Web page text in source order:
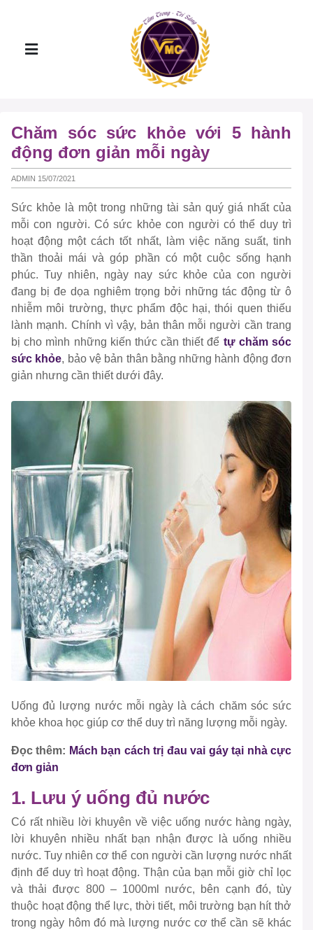
Chăm sóc sức khỏe với 5 hành
động đơn giản mỗi ngày
ADMIN 15/07/2021
Sức khỏe là một trong những tài sản quý giá nhất của
mỗi con người. Có sức khỏe con người có thể duy trì
hoạt động một cách tốt nhất, làm việc năng suất, tinh
thần thoải mái và góp phần có một cuộc sống hạnh
phúc. Tuy nhiên, ngày nay sức khỏe của con người
đang bị đe dọa nghiêm trọng bởi những tác động từ ô
nhiễm môi trường, thực phẩm độc hại, thói quen thiếu
lành mạnh. Chính vì vậy, bản thân mỗi người cần trang
bị cho mình những kiến thức cần thiết để tự chăm sóc
sức khỏe, bảo vệ bản thân bằng những hành động đơn
giản nhưng cần thiết dưới đây.
Uống đủ lượng nước mỗi ngày là cách chăm sóc sức
khỏe khoa học giúp cơ thể duy trì năng lượng mỗi ngày.
Đọc thêm: Mách bạn cách trị đau vai gáy tại nhà cực
đơn giản
1. Lưu ý uống đủ nước
Có rất nhiều lời khuyên về việc uống nước hàng ngày,
lời khuyên nhiều nhất bạn nhận được là uống nhiều
nước. Tuy nhiên cơ thể con người cần lượng nước nhất
định để duy trì hoạt động. Thận của bạn mỗi giờ chỉ lọc
và thải được 800 – 1000ml nước, bên cạnh đó, tùy
thuộc hoạt động thể lực, thời tiết, môi trường bạn hít thở
trong ngày hôm đó mà lượng nước cơ thể cần sẽ khác